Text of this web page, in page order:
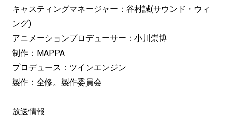
キャスティングマネージャー：谷村誠(サウンド・ウィ
ング)
アニメーションプロデューサー：小川崇博
制作：MAPPA
プロデュース：ツインエンジン
製作：全修。製作委員会
放送情報